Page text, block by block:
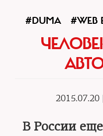
#DUMA #WEB
2015.07.20 |
В России